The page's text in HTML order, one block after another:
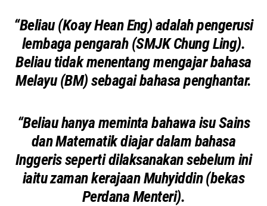
“Beliau (Koay Hean Eng) adalah pengerusi
lembaga pengarah (SMJK Chung Ling).
Beliau tidak menentang mengajar bahasa
Melayu (BM) sebagai bahasa penghantar.
“Beliau hanya meminta bahawa isu Sains
dan Matematik diajar dalam bahasa
Inggeris seperti dilaksanakan sebelum ini
iaitu zaman kerajaan Muhyiddin (bekas
Perdana Menteri).